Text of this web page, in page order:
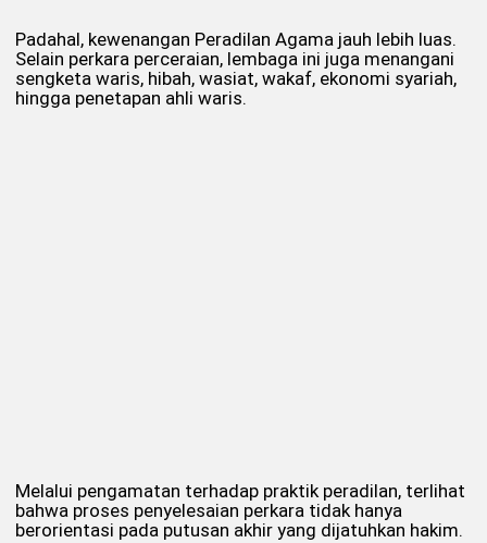
Padahal, kewenangan Peradilan Agama jauh lebih luas.
Selain perkara perceraian, lembaga ini juga menangani
sengketa waris, hibah, wasiat, wakaf, ekonomi syariah,
hingga penetapan ahli waris.
Melalui pengamatan terhadap praktik peradilan, terlihat
bahwa proses penyelesaian perkara tidak hanya
berorientasi pada putusan akhir yang dijatuhkan hakim.